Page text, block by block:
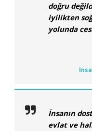
doğru
iyilikten
yolunda
İnsanın
evlat ve